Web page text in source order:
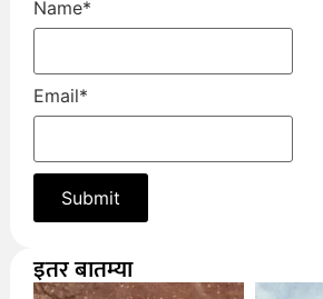
Name*
Email*
इतर बातम्या